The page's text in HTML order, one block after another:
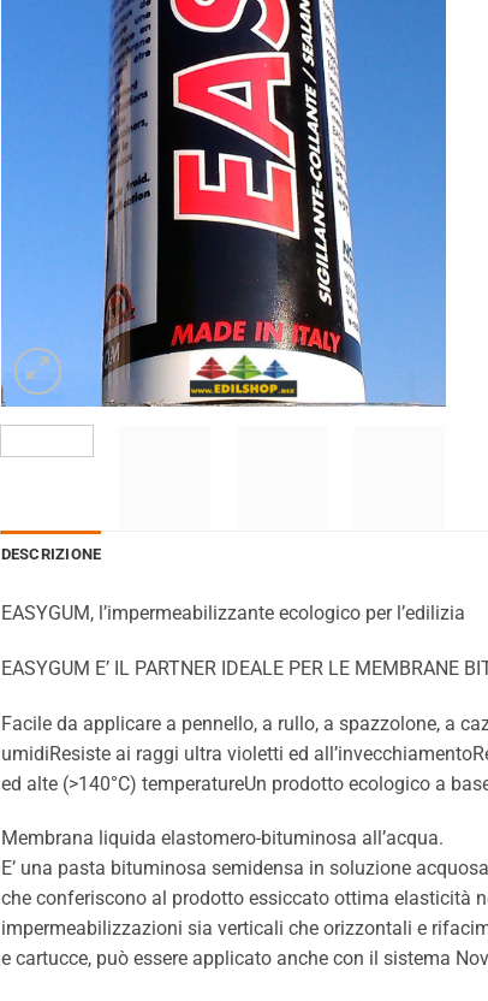
DESCRIZIONE
EASYGUM, l’impermeabilizzante ecologico per l’edilizia
EASYGUM E’ IL PARTNER IDEALE PER LE MEMBRANE
Facile da applicare a pennello, a rullo, a spazzolone, a
umidiResiste ai raggi ultra violetti ed
ed alte (>140°C) temperatureUn prodotto ecologico a
Membrana liquida elastomero-bituminosa all’acqua.
E’ una pasta bituminosa semidensa in soluzione
che conferiscono al prodotto essiccato ottima elasticità
impermeabilizzazioni sia verticali che orizzontali e
e cartucce, può essere applicato anche con il sistema